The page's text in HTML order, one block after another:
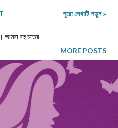
পরে সীতার সন্ধান পাওয়া যায় জটায়ুর
মাসের শুক্লা নবমী । লঙ্কায় গিয়ে হনুমান
মুহূর্তে রামচন্দ্র যুদ্ধ যাত্রা শুরু করেন ।
বাস করেন । পৌষ মাসের শুক্লা দশমী থেকে
পুরো লেখাটি পড়ুন »
MORE POSTS
আমরা বহু মতের